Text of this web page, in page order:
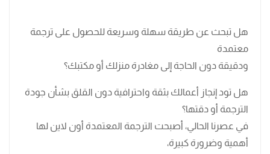
هل تبحث عن طريقة سهلة وسريعة للحصول على ترجمة
معتمدة
ودقيقة دون الحاجة إلى مغادرة منزلك أو مكتبك؟
هل تود إنجاز أعمالك بثقة واحترافية دون القلق بشأن جودة
الترجمة أو دقتها؟
في عصرنا الحالي، أصبحت الترجمة المعتمدة أون لاين لها
أهمية وضرورة كبيرة،